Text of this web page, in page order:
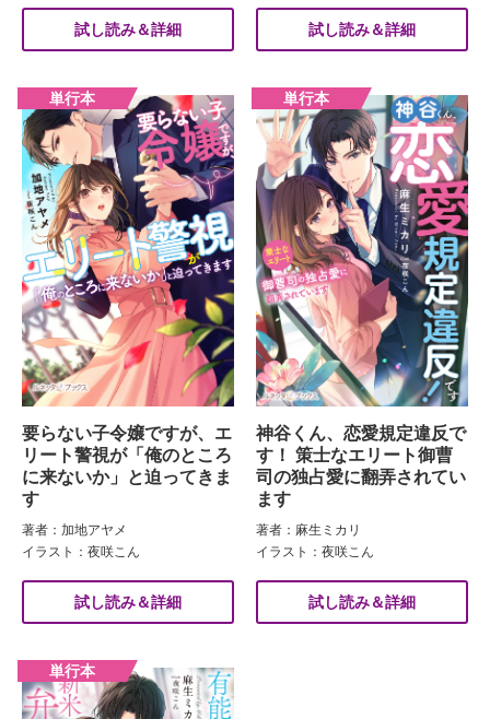
試し読み＆詳細 試し読み＆詳細
要らない子令嬢ですが、エ
リート警視が「俺のところ
に来ないか」と迫ってきま
す
著者：加地アヤメ
イラスト：夜咲こん
試し読み＆詳細
神谷くん、恋愛規定違反で
す！ 策士なエリート御曹
司の独占愛に翻弄されてい
ます
著者：麻生ミカリ
イラスト：夜咲こん
試し読み＆詳細